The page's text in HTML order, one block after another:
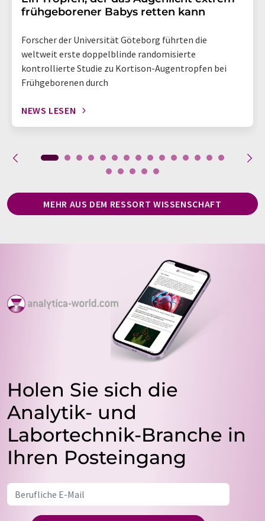
frühgeborener Babys retten kann
Forscher der Universität Göteborg führten die
weltweit erste doppelblinde randomisierte
kontrollierte Studie zu Kortison-Augentropfen bei
Frühgeborenen durch
NEWS LESEN
MEHR AUS DEM RESSORT WISSENSCHAFT
Holen Sie sich die
Analytik- und
Labortechnik-Branche in
Ihren Posteingang